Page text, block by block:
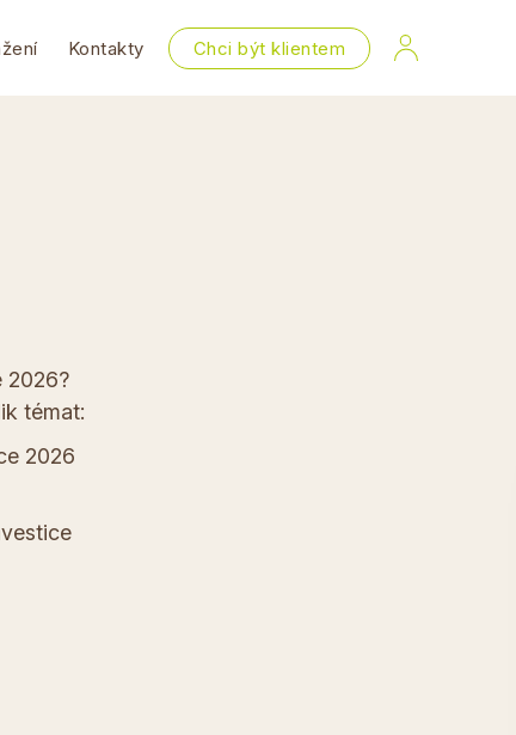
Kontakty Chci být klientem
2026?
témat:
2026